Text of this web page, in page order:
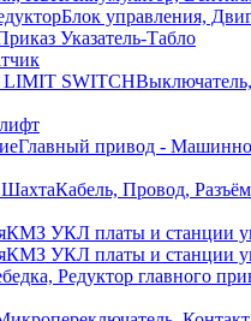
Блок управления,
Указатель-Табло
Главный привод -
Кабель, Провод,
КМЗ УКЛ платы и станции
КМЗ УКЛ платы и станции
Редуктор главного